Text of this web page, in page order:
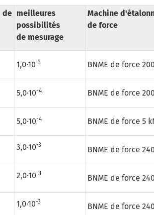
meilleures
possibilités
de mesurage
Machine
de force
1,0·10-3 BNME de force
5,0·10-4 BNME de force
5,0·10-4 BNME de force 5
3,0·10-3 BNME de force
2,0·10-3 BNME de force
1,0·10-3 BNME de force